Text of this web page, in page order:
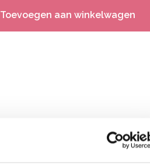
Toevoegen aan winkelwagen